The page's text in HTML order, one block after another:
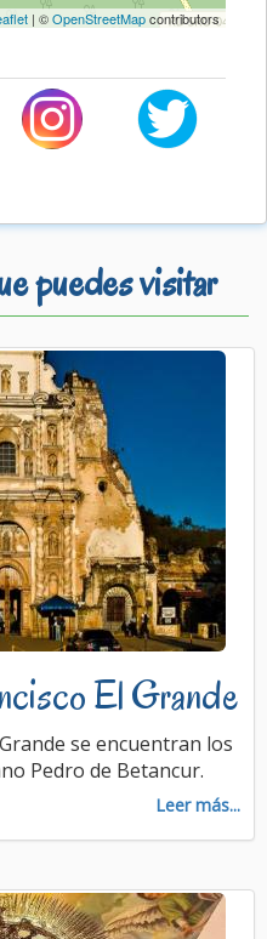
| ©OpenStreetMapcontributors
puedes visitar
El Grande
se encuentran los
Pedro de Betancur.
Leer más...